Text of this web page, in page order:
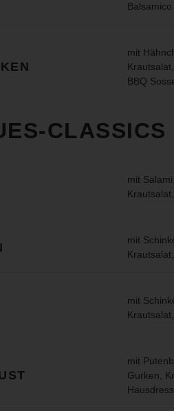
mit
BBQ
CLASSICS
mit
mit
mit
mit
Gurken,